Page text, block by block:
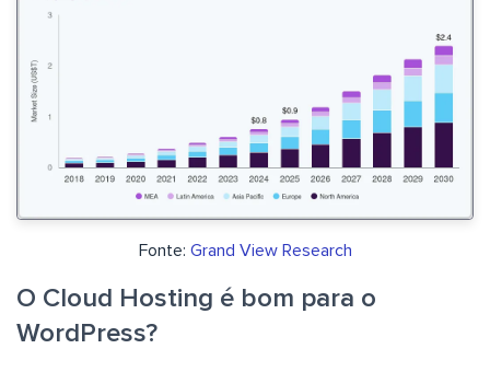
Fonte: Grand View Research
O Cloud Hosting é bom para o
WordPress?